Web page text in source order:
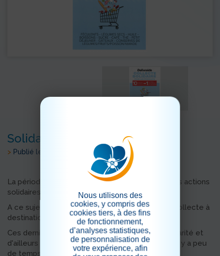
Solidarité
> Publié le 27/11/2023
La période de Noël est propice à de nombreuses actions
solidaires.
A ce sujet, le Résidence la Canopée lance une collecte à
destination des étudiants.
Ces derniers sont fortement touchés par la précarité et
d'ailleurs le journal le Sud-Ouest a mis en avant, il y a peu
de temps, leurs nombreuses difficultés.
Nous utilisons des
cookies, y compris des
cookies tiers, à des fins
de fonctionnement,
d’analyses statistiques,
de personnalisation de
votre expérience, afin